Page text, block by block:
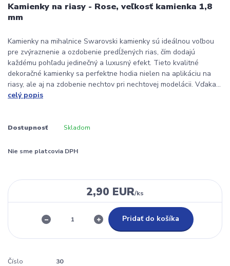
Kamienky na riasy - Rose, veľkosť kamienka 1,8
mm
Kamienky na mihalnice Swarovski kamienky sú ideálnou voľbou
pre zvýraznenie a ozdobenie predĺžených rias, čím dodajú
každému pohľadu jedinečný a luxusný efekt. Tieto kvalitné
dekoračné kamienky sa perfektne hodia nielen na aplikáciu na
riasy, ale aj na zdobenie nechtov pri nechtovej modelácii. Vďaka...
celý popis
Dostupnosť Skladom
Nie sme platcovia DPH
2,90 EUR/ks
Pridať do košíka
Číslo
30